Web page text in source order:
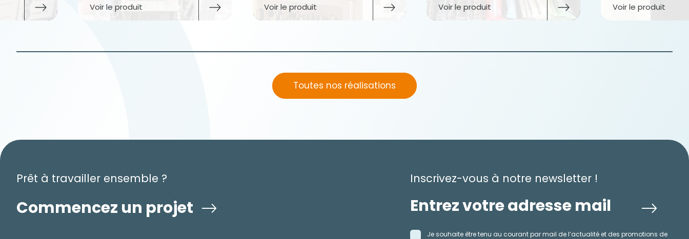
Voir le produit Voir le produit Voir le produit Voir le produit
Toutes nos réalisations
Prêt à travailler ensemble ?
Commencez un projet
Inscrivez-vous à notre newsletter !
Je souhaite être tenu au courant par mail de l’actualité et des promotions de